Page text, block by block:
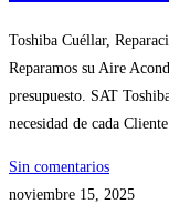
Toshiba Cuéllar,
Reparamos su Aire
presupuesto. SAT
necesidad de cada
Sin comentarios
noviembre 15, 2025